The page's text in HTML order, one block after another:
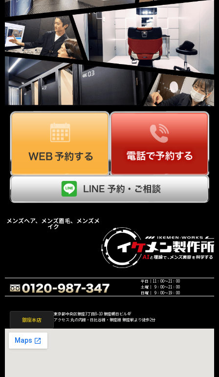
メンズヘア、メンズ眉毛、メンズメ
イク
平日｜11：00〜21：00
土曜｜ 9：00〜21：00
日曜｜ 9：00〜19：00
銀座本店
東京都中央区銀座3丁目8−10 銀座朝日ビル4F
アクセス:丸の内線・日比谷線・銀座線 銀座駅より徒歩2分